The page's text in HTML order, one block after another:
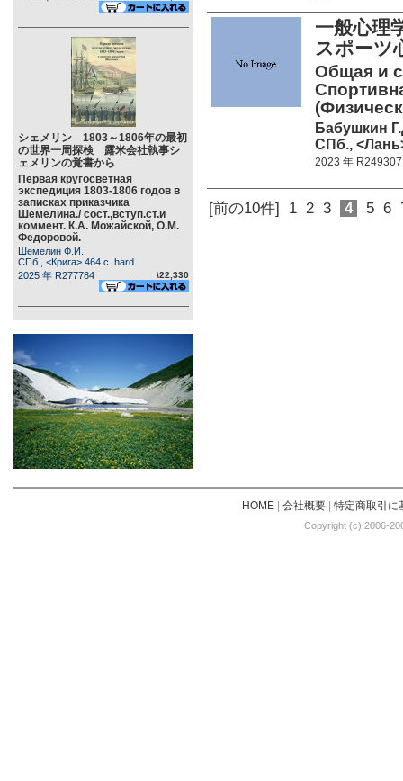
シェメリン 1803～1806年の最初
の世界一周探検 露米会社執事シ
ェメリンの覚書から
Первая кругосветная
экспедиция 1803-1806 годов в
записках приказчика
Шемелина./ сост.,вступ.ст.и
коммент. К.А. Можайской, О.М.
Федоровой.
Шемелин Ф.И.
СПб., <Крига> 464 c. hard
2025 年 R277784
\22,330
一般心
スポーツ
Общая и
Бабушкин
СПб.,
2023 年 R249307
[前の10件] 1 2 3 4 5 6
HOME| 会社概要| 特定商取引に
Copyright (c) 2006-